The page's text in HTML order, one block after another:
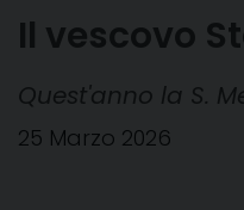
Il vescovo
Quest'anno la S.
25 Marzo 2026